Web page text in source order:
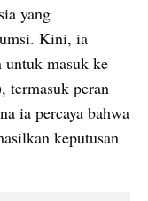
yang
Kini, ia
untuk masuk ke
termasuk peran
ia percaya bahwa
keputusan